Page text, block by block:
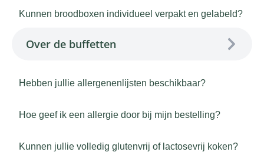
Kunnen broodboxen individueel verpakt en gelabeld?
Over de buffetten
Hebben jullie allergenenlijsten beschikbaar?
Hoe geef ik een allergie door bij mijn bestelling?
Kunnen jullie volledig glutenvrij of lactosevrij koken?